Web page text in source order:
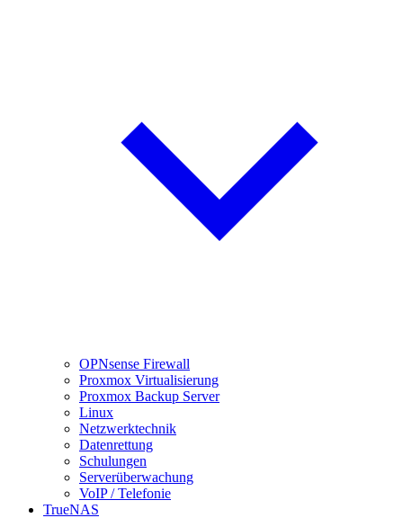
OPNsense Firewall
Proxmox Virtualisierung
Proxmox Backup Server
Linux
Netzwerktechnik
Datenrettung
Schulungen
Serverüberwachung
VoIP / Telefonie
TrueNAS